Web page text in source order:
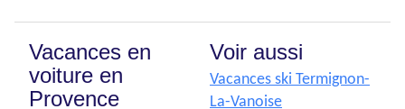
Vacances en
voiture en
Provence
Voir aussi
Vacances ski Termignon-
La-Vanoise